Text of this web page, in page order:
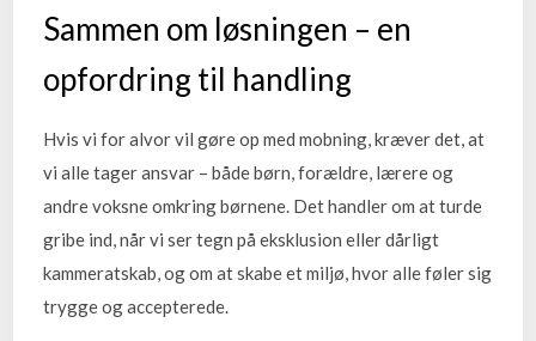
Sammen om løsningen – en
opfordring til handling
Hvis vi for alvor vil gøre op med mobning, kræver det, at
vi alle tager ansvar – både børn, forældre, lærere og
andre voksne omkring børnene. Det handler om at turde
gribe ind, når vi ser tegn på eksklusion eller dårligt
kammeratskab, og om at skabe et miljø, hvor alle føler sig
trygge og accepterede.